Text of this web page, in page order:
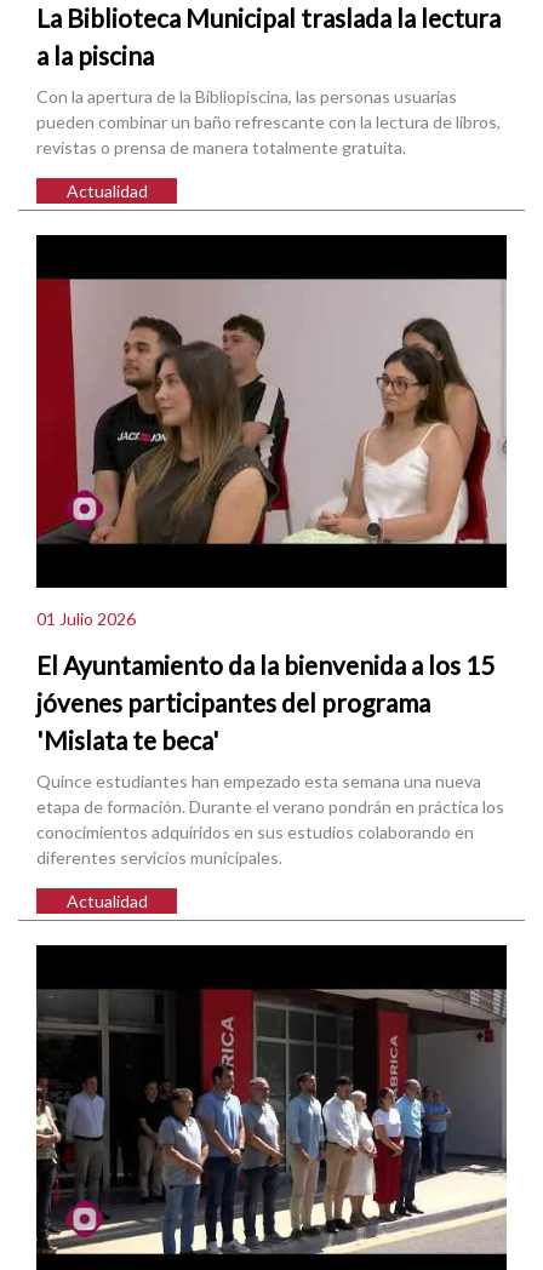
La Biblioteca Municipal traslada la lectura
a la piscina
Con la apertura de la Bibliopiscina, las personas usuarias
pueden combinar un baño refrescante con la lectura de libros,
revistas o prensa de manera totalmente gratuita.
Actualidad
01 Julio 2026
El Ayuntamiento da la bienvenida a los 15
jóvenes participantes del programa
'Mislata te beca'
Quince estudiantes han empezado esta semana una nueva
etapa de formación. Durante el verano pondrán en práctica los
conocimientos adquiridos en sus estudios colaborando en
diferentes servicios municipales.
Actualidad